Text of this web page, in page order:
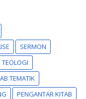
SERMON
TEOLOGI
TEMATIK
PENGANTAR KITAB